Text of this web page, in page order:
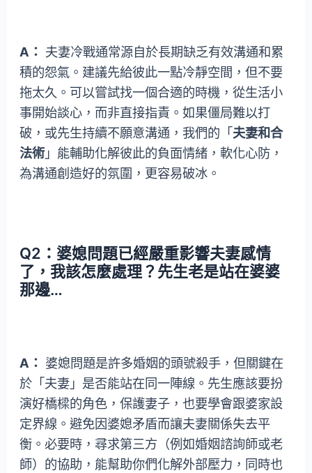
A： 夫妻冷戰通常源自於長期缺乏有效溝通和累
積的怨氣。建議先給彼此一點冷靜空間，但不要
拖太久。可以嘗試找一個合適的時機，從生活小
事開始談心，而非直接指責。如果僵局難以打
破，或先生持續不願意溝通，我們的「夫妻和合
法術」能輔助化解彼此的負面情緒，軟化心防，
為溝通創造好的氛圍，更容易破冰。
Q2：婆媳問題已經嚴重影響夫妻感情
了，我該怎麼處理？先生老是站在婆婆
那邊…
A： 婆媳問題是許多婚姻的頭號殺手，但關鍵在
於「夫妻」是否能站在同一陣線。先生應該要扮
演好橋樑的角色，保護妻子，也要學會跟婆家設
定界線。避免因婆媳矛盾而讓夫妻關係失去平
衡。必要時，尋求第三方（例如婚姻諮詢師或老
師）的協助，能幫助你們化解外部壓力，同時也